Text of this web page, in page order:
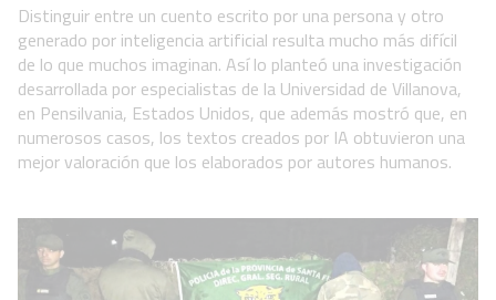
Distinguir entre un cuento escrito por una persona y otro
generado por inteligencia artificial resulta mucho más difícil
de lo que muchos imaginan. Así lo planteó una investigación
desarrollada por especialistas de la Universidad de Villanova,
en Pensilvania, Estados Unidos, que además mostró que, en
numerosos casos, los textos creados por IA obtuvieron una
mejor valoración que los elaborados por autores humanos.